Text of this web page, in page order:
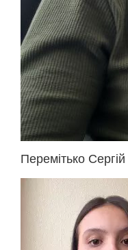
Перемітько Сергій